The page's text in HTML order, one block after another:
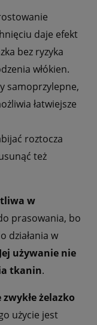
daje efekt
bez ryzyka
włókien.
samoprzylepne,
łatwiejsze
roztocza
też
w
prasowania, bo
działania w
Jej używanie nie
tkanin.
żelazko
użycie jest